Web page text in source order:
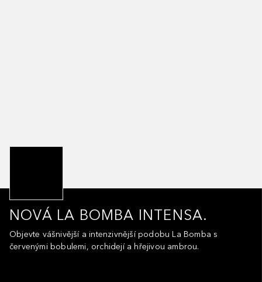
NOVÁ LA BOMBA INTENSA.
Objevte vášnivější a intenzivnější podobu La Bomba s
červenými bobulemi, orchidejí a hřejivou ambrou.